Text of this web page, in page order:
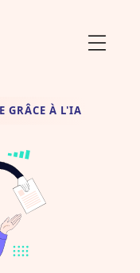
GRÂCE À L'IA